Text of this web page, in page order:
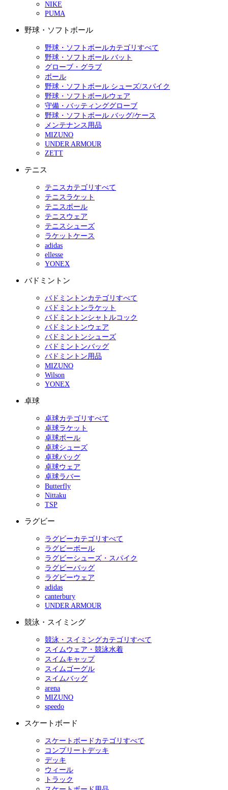
NIKE
PUMA
野球・ソフトボール
野球・ソフトボールカテゴリすべて
野球・ソフトボール バット
グローブ・グラブ
ボール
野球・ソフトボール シューズ/スパイク
野球・ソフトボールウェア
守備・バッティンググローブ
野球・ソフトボール バッグ/ケース
メンテナンス用品
MIZUNO
UNDER ARMOUR
ZETT
テニス
テニスカテゴリすべて
テニスラケット
テニスボール
テニスウェア
テニスシューズ
ラケットケース
adidas
ellesse
YONEX
バドミントン
バドミントンカテゴリすべて
バドミントンラケット
バドミントンシャトルコック
バドミントンウェア
バドミントンシューズ
バドミントンバッグ
バドミントン用品
MIZUNO
Wilson
YONEX
卓球
卓球カテゴリすべて
卓球ラケット
卓球ボール
卓球シューズ
卓球バッグ
卓球ウェア
卓球ラバー
Butterfly
Nittaku
TSP
ラグビー
ラグビーカテゴリすべて
ラグビーボール
ラグビーシューズ・スパイク
ラグビーバッグ
ラグビーウェア
adidas
canterbury
UNDER ARMOUR
競泳・スイミング
競泳・スイミングカテゴリすべて
スイムウェア・競泳水着
スイムキャップ
スイムゴーグル
スイムバッグ
arena
MIZUNO
speedo
スケートボード
スケートボードカテゴリすべて
コンプリートデッキ
デッキ
ウィール
トラック